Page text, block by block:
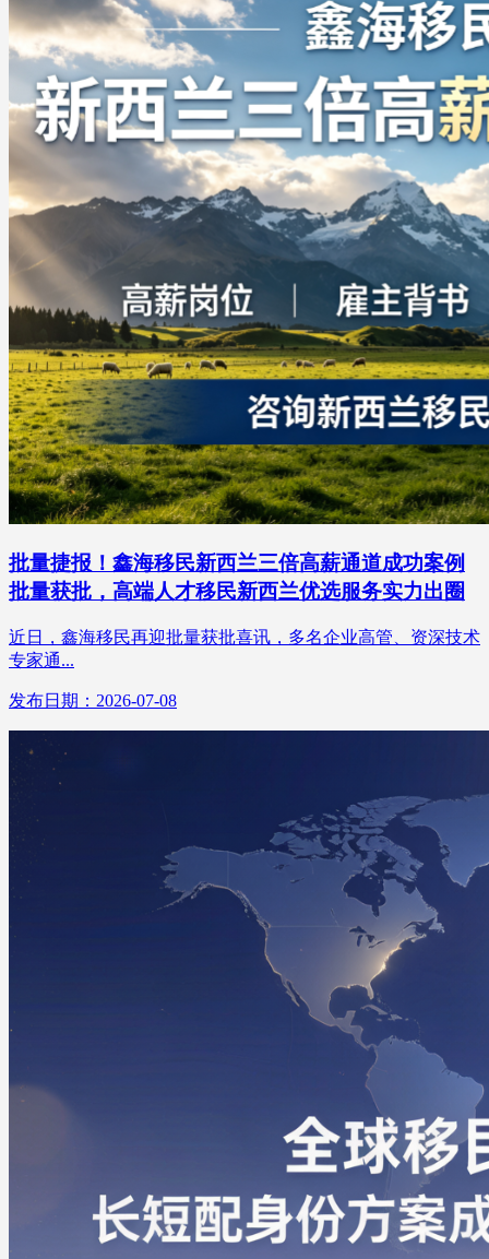
批量捷报！鑫海移民新西兰三倍高薪通道成功案例
批量获批，高端人才移民新西兰优选服务实力出圈
近日，鑫海移民再迎批量获批喜讯，多名企业高管、资深技术
专家通...
发布日期：2026-07-08